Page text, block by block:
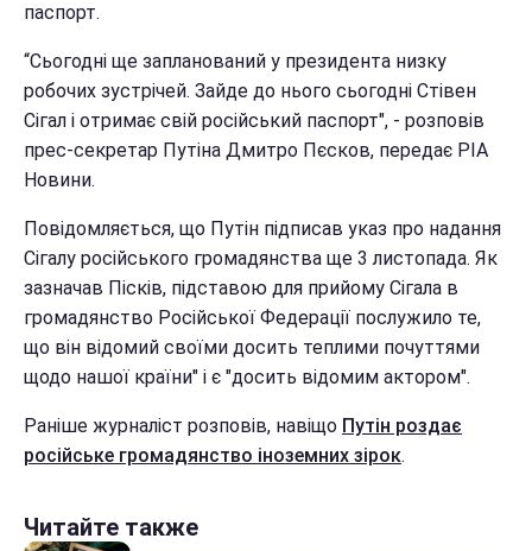
паспорт.
“Сьогодні ще запланований у президента низку
робочих зустрічей. Зайде до нього сьогодні Стівен
Сігал і отримає свій російський паспорт", - розповів
прес-секретар Путіна Дмитро Пєсков, передає РІА
Новини.
Повідомляється, що Путін підписав указ про надання
Сігалу російського громадянства ще 3 листопада. Як
зазначав Пісків, підставою для прийому Сігала в
громадянство Російської Федерації послужило те,
що він відомий своїми досить теплими почуттями
щодо нашої країни" і є "досить відомим актором".
Раніше журналіст розповів, навіщо Путін роздає
російське громадянство іноземних зірок.
Читайте также